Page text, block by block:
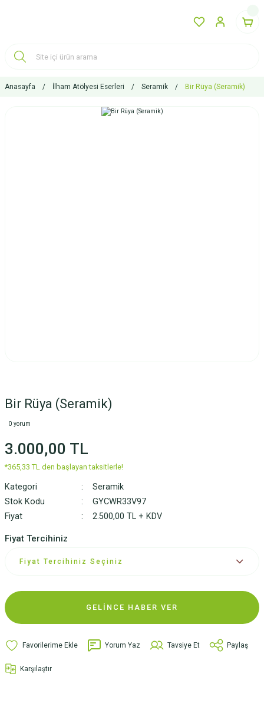
Anasayfa İlham Atölyesi Eserleri Seramik Bir Rüya (Seramik)
Bir Rüya (Seramik)
0 yorum
3.000,00 TL
*365,33 TL den başlayan taksitlerle!
Kategori
Seramik
Stok Kodu
GYCWR33V97
Fiyat
2.500,00 TL + KDV
Fiyat Tercihiniz
GELİNCE HABER VER
Yorum Yaz Tavsiye Et Paylaş
Karşılaştır